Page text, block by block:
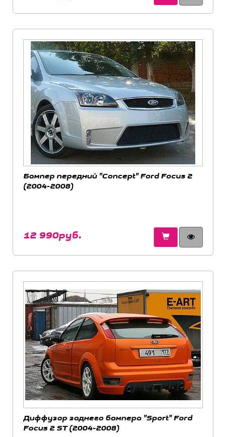
Бампер передний "Concept" Ford Focus 2
(2004-2008)
12 990руб.
Диффузор заднего бампера "Sport" Ford
Focus 2 ST (2004-2008)